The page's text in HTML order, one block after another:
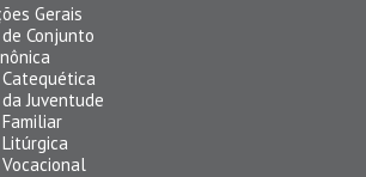
Gerais
Conjunto
Juventude